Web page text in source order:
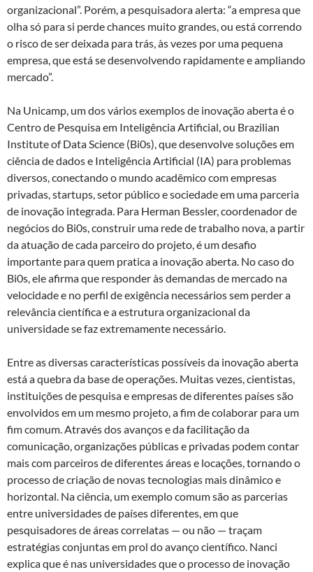
organizacional”. Porém, a pesquisadora alerta: “a empresa que
olha só para si perde chances muito grandes, ou está correndo
o risco de ser deixada para trás, às vezes por uma pequena
empresa, que está se desenvolvendo rapidamente e ampliando
mercado”.
Na Unicamp, um dos vários exemplos de inovação aberta é o
Centro de Pesquisa em Inteligência Artificial, ou Brazilian
Institute of Data Science (Bi0s), que desenvolve soluções em
ciência de dados e Inteligência Artificial (IA) para problemas
diversos, conectando o mundo acadêmico com empresas
privadas, startups, setor público e sociedade em uma parceria
de inovação integrada. Para Herman Bessler, coordenador de
negócios do Bi0s, construir uma rede de trabalho nova, a partir
da atuação de cada parceiro do projeto, é um desafio
importante para quem pratica a inovação aberta. No caso do
Bi0s, ele afirma que responder às demandas de mercado na
velocidade e no perfil de exigência necessários sem perder a
relevância científica e a estrutura organizacional da
universidade se faz extremamente necessário.
Entre as diversas características possíveis da inovação aberta
está a quebra da base de operações. Muitas vezes, cientistas,
instituições de pesquisa e empresas de diferentes países são
envolvidos em um mesmo projeto, a fim de colaborar para um
fim comum. Através dos avanços e da facilitação da
comunicação, organizações públicas e privadas podem contar
mais com parceiros de diferentes áreas e locações, tornando o
processo de criação de novas tecnologias mais dinâmico e
horizontal. Na ciência, um exemplo comum são as parcerias
entre universidades de países diferentes, em que
pesquisadores de áreas correlatas — ou não — traçam
estratégias conjuntas em prol do avanço científico. Nanci
explica que é nas universidades que o processo de inovação